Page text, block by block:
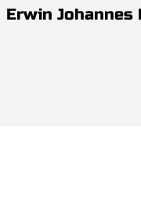
Erwin Johannes